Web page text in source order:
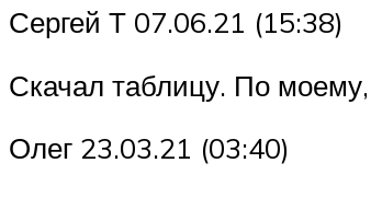
Сергей Т 07.06.21 (15:38)
Скачал таблицу. По
Олег 23.03.21 (03:40)